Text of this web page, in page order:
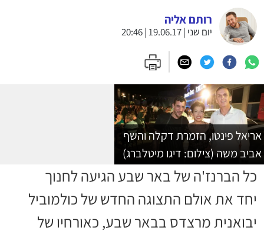
רותם אליה
יום שני | 19.06.17 | 20:46
אריאל פינטו, הזמרת דקלה והשף
אביב משה (צילום: דיגו מיטלברג)
כל הברנז'ה של באר שבע הגיעה לחנוך
יחד את אולם התצוגה החדש של כולמוביל
יבואנית מרצדס בבאר שבע, כאורחיו של